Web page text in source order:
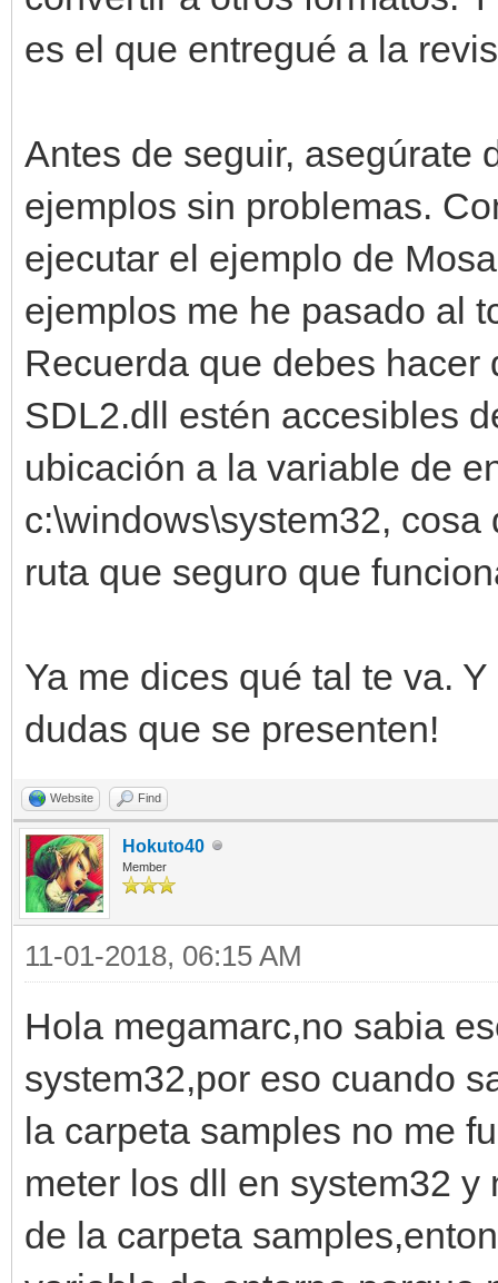
es el que entregué a la
Antes de seguir, asegúrate
ejemplos sin problemas.
ejecutar el ejemplo de
ejemplos me he pasado al
Recuerda que debes
SDL2.dll estén accesibles
ubicación a la variable de
c:\windows\system32,
ruta que seguro que
Ya me dices qué tal te va.
dudas que se presenten!
Website Find
Hokuto40
Member
11-01-2018, 06:15 AM
Hola megamarc,no sabia
system32,por eso cuando
la carpeta samples no me
meter los dll en system32
de la carpeta